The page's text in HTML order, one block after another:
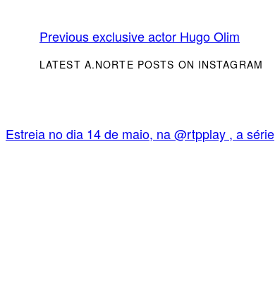
Previous exclusive actor Hugo Olim
LATEST A.NORTE POSTS ON INSTAGRAM
Estreia no dia 14 de maio, na @rtpplay , a série